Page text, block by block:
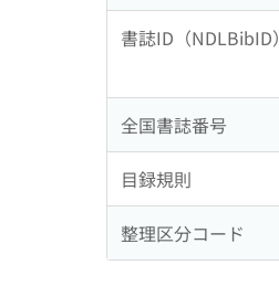
書誌ID（NDLBibID）
全国書誌番号
目録規則
整理区分コード